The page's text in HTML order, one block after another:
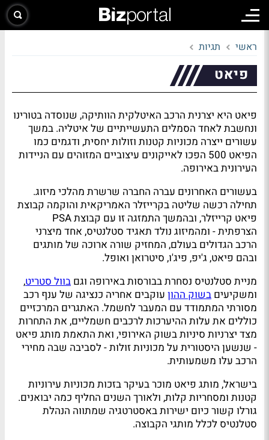
ראשי תגיות
פיאט
פיאט היא יצרנית הרכב האיטלקית הוותיקה, שנוסדה בטורינו
ונחשבת לאחד הסמלים התעשייתיים של איטליה. במשך
עשורים ייצרה מכוניות קטנות וזולות יחסית, ודגמים כמו
הפיאט 500 הפכו לאייקונים עיצוביים המזוהים עם הניידות
העירונית באירופה.
בעשורים האחרונים עברה החברה שרשרת מהלכי מיזוג.
תחילה רכשה שליטה בקרייזלר האמריקאית והוקמה קבוצת
פיאט קרייזלר, ובהמשך התמזגה זו עם קבוצת PSA
הצרפתית - ומהמיזוג נולד תאגיד סטלנטיס, אחד מיצרני
הרכב הגדולים בעולם, המחזיק שורה ארוכה של מותגים
ובהם פיאט, ג'יפ, פיג'ו, סיטרואן ואופל.
מניית סטלנטיס נסחרת בבורסות באירופה וגם בוול סטריט,
ומשקיעים בשוק ההון עוקבים אחריה כנציגה של ענף רכב
מסורתי המתמודד עם המעבר לחשמל. האתגרים המרכזיים
כוללים את עלות ההיערכות לרכבים חשמליים, את התחרות
מצד יצרניות סיניות בשוק האירופי, ואת התאמת מותג פיאט
- שנשען היסטורית על מכוניות זולות - לסביבה שבה מחירי
הרכב עלו משמעותית.
בישראל, מותג פיאט מוכר בעיקר בזכות מכוניות עירוניות
קטנות ומסחריות קלות, ולאורך השנים החליף כמה יבואנים.
גורלו קשור כיום ישירות באסטרטגיה שמתווה הנהלת
סטלנטיס לכלל מותגי הקבוצה.